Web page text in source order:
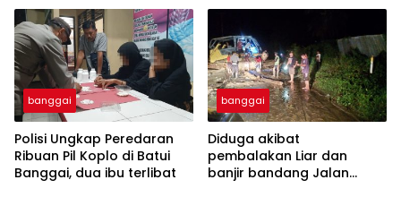
banggai
Polisi Ungkap Peredaran
Ribuan Pil Koplo di Batui
Banggai, dua ibu terlibat
banggai
Diduga akibat
pembalakan Liar dan
banjir bandang Jalan